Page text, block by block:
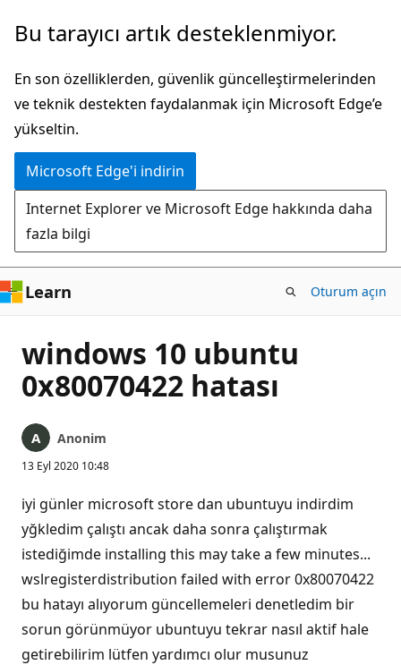
Ana
atla
Bu tarayıcı artık desteklenmiyor.
En son özelliklerden, güvenlik güncelleştirmelerinden
ve teknik destekten faydalanmak için Microsoft Edge’e
yükseltin.
Microsoft Edge'i indirin
Internet Explorer ve Microsoft Edge hakkında daha
fazla bilgi
Learn Oturum açın
windows 10 ubuntu
0x80070422 hatası
Anonim
13 Eyl 2020 10:48
iyi günler microsoft store dan ubuntuyu indirdim
yğkledim çalıştı ancak daha sonra çalıştırmak
istediğimde installing this may take a few minutes...
wslregisterdistribution failed with error 0x80070422
bu hatayı alıyorum güncellemeleri denetledim bir
sorun görünmüyor ubuntuyu tekrar nasıl aktif hale
getirebilirim lütfen yardımcı olur musunuz